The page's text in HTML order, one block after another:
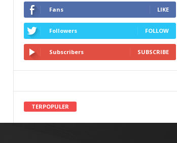
Fans LIKE
Followers FOLLOW
Subscribers SUBSCRIBE
TERPOPULER